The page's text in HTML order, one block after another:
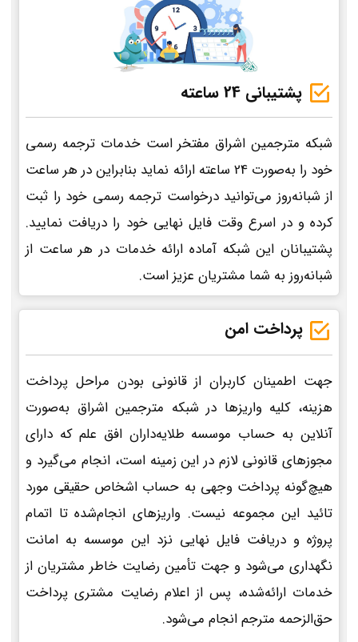
پشتیبانی 24 ساعته
شبکه مترجمین اشراق مفتخر است خدمات ترجمه رسمی
خود را به‌صورت 24 ساعته ارائه نماید بنابراین در هر ساعت
از شبانه‌روز می‌توانید درخواست ترجمه رسمی خود را ثبت
کرده و در اسرع وقت فایل نهایی خود را دریافت نمایید.
پشتیبانان این شبکه آماده ارائه خدمات در هر ساعت از
شبانه‌روز به شما مشتریان عزیز است.
پرداخت امن
جهت اطمینان کاربران از قانونی بودن مراحل پرداخت
هزینه، کلیه واریزها در شبکه مترجمین اشراق به‌صورت
آنلاین به حساب موسسه طلایه‌داران افق علم که دارای
مجوزهای قانونی لازم در این زمینه است، انجام می‌گیرد و
هیچ‌گونه پرداخت وجهی به حساب اشخاص حقیقی مورد
تائید این مجموعه نیست. واریزهای انجام‌شده تا اتمام
پروژه و دریافت فایل نهایی نزد این موسسه به امانت
نگهداری می‌شود و جهت تأمین رضایت خاطر مشتریان از
خدمات ارائه‌شده، پس از اعلام رضایت مشتری پرداخت
حق‌الزحمه مترجم انجام می‌شود.